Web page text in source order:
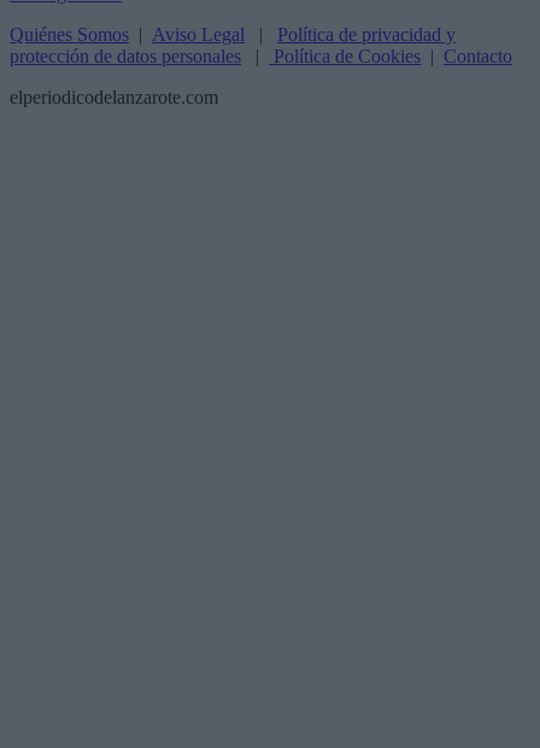
Quiénes Somos | Aviso Legal | Política de privacidad y
protección de datos personales | Política de Cookies | Contacto
elperiodicodelanzarote.com